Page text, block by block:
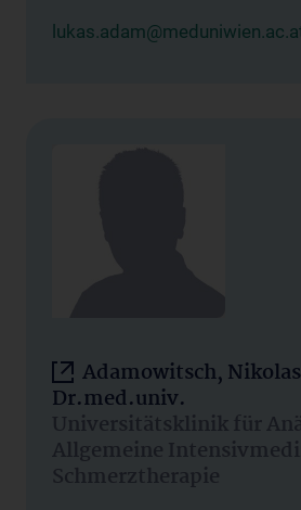
Adamowitsch,
Dr.med.univ.
Universitätsklinik für
Allgemeine
Schmerztherapie